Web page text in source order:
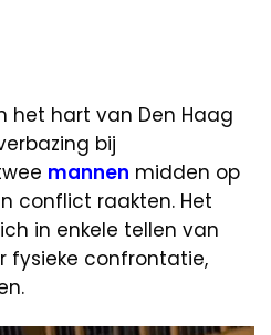
het hart van Den Haag
bij
mannen midden op
conflict raakten. Het
in enkele tellen van
fysieke confrontatie,